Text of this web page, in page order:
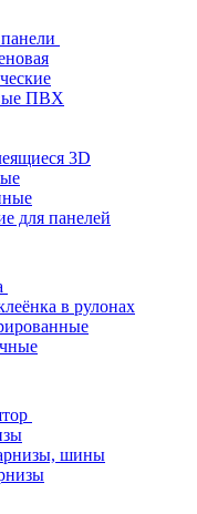
ПВХ
3D
для панелей
в рулонах
шины